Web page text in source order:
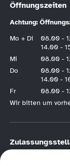
Öffnungszeiten
Achtung:
Mo + Di
08.00 -
14.00 -
Mi
08.00 -
Do
08.00 -
14.00 -
Fr
08.00 -
Wir bitten um